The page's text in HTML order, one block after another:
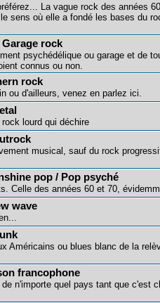
La vague rock des années
sens où elle a fondé les bases du
rock
psychédélique ou garage et de
connus ou non.
rock
ou d'ailleurs, venez en parlez ici.
lourd qui déchire
musical, sauf du rock
pop / Pop psyché
Celle des années 60 et 70,
wave
Américains ou blues blanc de la
francophone
n'importe quel pays tant que c'est